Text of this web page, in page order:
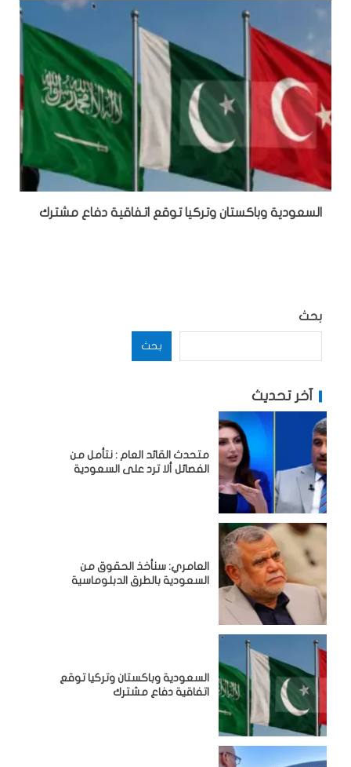
السعودية وباكستان وتركيا توقع اتفاقية دفاع مشترك
بحث
بحث
آخر تحديث
متحدث القائد العام : نتأمل من
الفصائل ألا ترد على السعودية
العامري: سنأخذ الحقوق من
السعودية بالطرق الدبلوماسية
السعودية وباكستان وتركيا توقع
اتفاقية دفاع مشترك